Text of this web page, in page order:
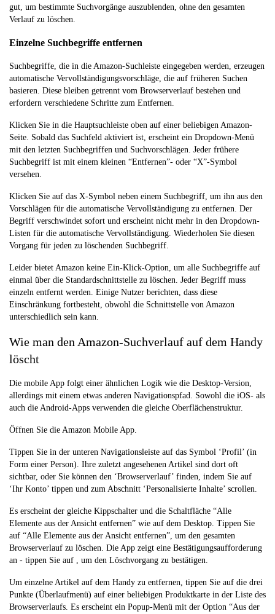
gut, um bestimmte Suchvorgänge auszublenden, ohne den gesamten
Verlauf zu löschen.
Einzelne Suchbegriffe entfernen
Suchbegriffe, die in die Amazon-Suchleiste eingegeben werden, erzeugen
automatische Vervollständigungsvorschläge, die auf früheren Suchen
basieren. Diese bleiben getrennt vom Browserverlauf bestehen und
erfordern verschiedene Schritte zum Entfernen.
Klicken Sie in die Hauptsuchleiste oben auf einer beliebigen Amazon-
Seite. Sobald das Suchfeld aktiviert ist, erscheint ein Dropdown-Menü
mit den letzten Suchbegriffen und Suchvorschlägen. Jeder frühere
Suchbegriff ist mit einem kleinen “Entfernen”- oder “X”-Symbol
versehen.
Klicken Sie auf das X-Symbol neben einem Suchbegriff, um ihn aus den
Vorschlägen für die automatische Vervollständigung zu entfernen. Der
Begriff verschwindet sofort und erscheint nicht mehr in den Dropdown-
Listen für die automatische Vervollständigung. Wiederholen Sie diesen
Vorgang für jeden zu löschenden Suchbegriff.
Leider bietet Amazon keine Ein-Klick-Option, um alle Suchbegriffe auf
einmal über die Standardschnittstelle zu löschen. Jeder Begriff muss
einzeln entfernt werden. Einige Nutzer berichten, dass diese
Einschränkung fortbesteht, obwohl die Schnittstelle von Amazon
unterschiedlich sein kann.
Wie man den Amazon-Suchverlauf auf dem Handy
löscht
Die mobile App folgt einer ähnlichen Logik wie die Desktop-Version,
allerdings mit einem etwas anderen Navigationspfad. Sowohl die iOS- als
auch die Android-Apps verwenden die gleiche Oberflächenstruktur.
Öffnen Sie die Amazon Mobile App.
Tippen Sie in der unteren Navigationsleiste auf das Symbol ‘Profil’ (in
Form einer Person). Ihre zuletzt angesehenen Artikel sind dort oft
sichtbar, oder Sie können den ‘Browserverlauf’ finden, indem Sie auf
‘Ihr Konto’ tippen und zum Abschnitt ‘Personalisierte Inhalte’ scrollen.
Es erscheint der gleiche Kippschalter und die Schaltfläche “Alle
Elemente aus der Ansicht entfernen” wie auf dem Desktop. Tippen Sie
auf “Alle Elemente aus der Ansicht entfernen”, um den gesamten
Browserverlauf zu löschen. Die App zeigt eine Bestätigungsaufforderung
an - tippen Sie auf , um den Löschvorgang zu bestätigen.
Um einzelne Artikel auf dem Handy zu entfernen, tippen Sie auf die drei
Punkte (Überlaufmenü) auf einer beliebigen Produktkarte in der Liste des
Browserverlaufs. Es erscheint ein Popup-Menü mit der Option “Aus der